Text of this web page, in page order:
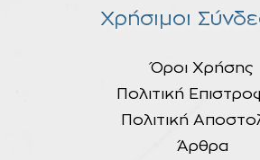
Χρήσιμοι
Όροι Χρήσης
Πολιτική
Πολιτική
Άρθρα